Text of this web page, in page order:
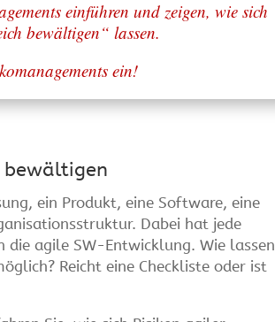
einführen und zeigen, wie sich
bewältigen“ lassen.
ein!
ein Produkt, eine Software, eine
Dabei hat jede
die agile SW-Entwicklung. Wie lassen
Reicht eine Checkliste oder ist